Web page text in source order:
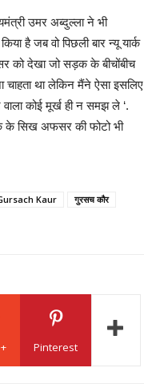
उमर अब्दुल्ला ने भी
है जब वो पिछली बार न्यू यार्क
को देखा जो सड़क के बीचोंबीच
था लेकिन मैंने ऐसा इसलिए
कोई मूर्ख ही न समझ ले ‘.
के सिख अफसर की फोटो भी
Kaur
गुरसच कौर
Pinterest